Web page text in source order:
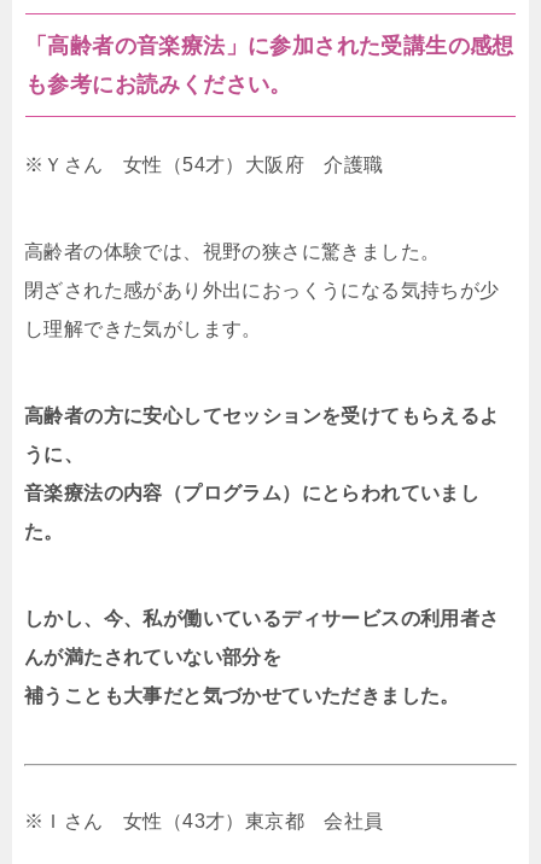
「高齢者の音楽療法」に参加された受講生の感想
も参考にお読みください。
※Ｙさん 女性（54才）大阪府 介護職
高齢者の体験では、視野の狭さに驚きました。
閉ざされた感があり外出におっくうになる気持ちが少
し理解できた気がします。
高齢者の方に安心してセッションを受けてもらえるよ
うに、
音楽療法の内容（プログラム）にとらわれていまし
た。
しかし、今、私が働いているディサービスの利用者さ
んが満たされていない部分を
補うことも大事だと気づかせていただきました。
※Ｉさん 女性（43才）東京都 会社員